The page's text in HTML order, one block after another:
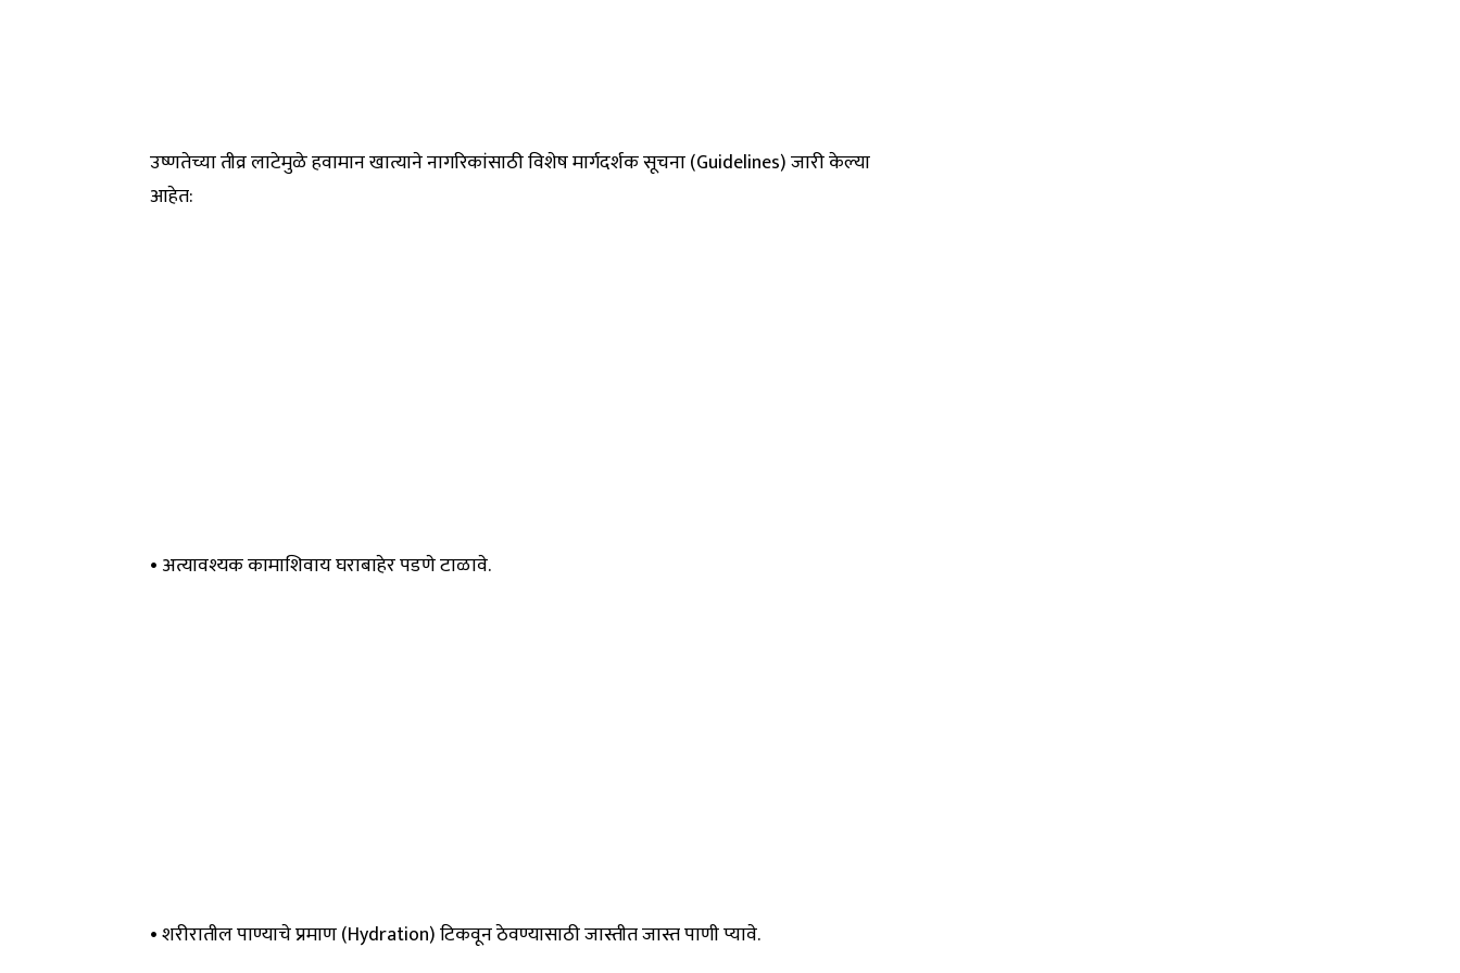
उष्णतेच्या तीव्र लाटेमुळे हवामान खात्याने नागरिकांसाठी विशेष मार्गदर्शक सूचना (Guidelines) जारी केल्या
आहेत:
• अत्यावश्यक कामाशिवाय घराबाहेर पडणे टाळावे.
• शरीरातील पाण्याचे प्रमाण (Hydration) टिकवून ठेवण्यासाठी जास्तीत जास्त पाणी प्यावे.